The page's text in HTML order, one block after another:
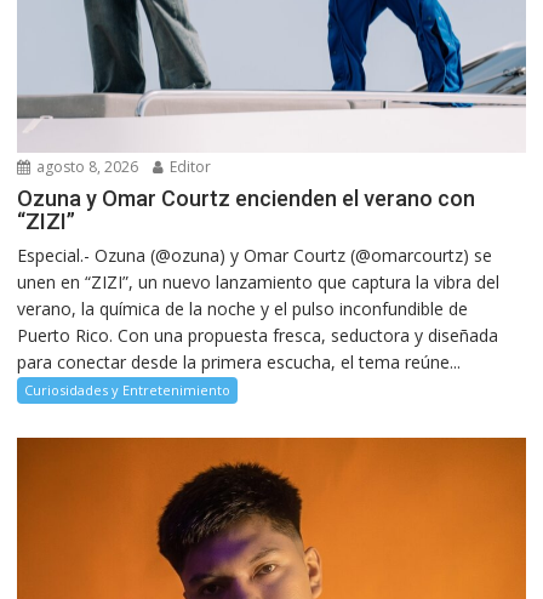
agosto 8, 2026 Editor
Ozuna y Omar Courtz encienden el verano con
“ZIZI”
Especial.- Ozuna (@ozuna) y Omar Courtz (@omarcourtz) se
unen en “ZIZI”, un nuevo lanzamiento que captura la vibra del
verano, la química de la noche y el pulso inconfundible de
Puerto Rico. Con una propuesta fresca, seductora y diseñada
para conectar desde la primera escucha, el tema reúne...
Curiosidades y Entretenimiento